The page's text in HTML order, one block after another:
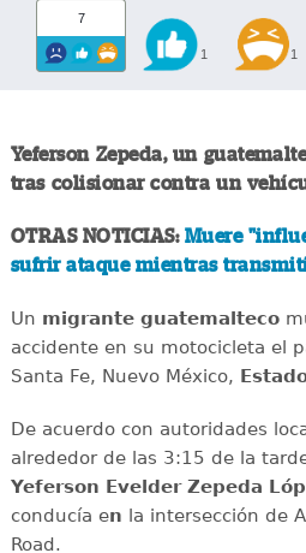
7
1 1
Yeferson Zepeda, un
tras colisionar contra un
OTRAS NOTICIAS: Muere
sufrir ataque mientras
Un migrante guatemalteco
accidente en su motocicleta el
Santa Fe, Nuevo México,
De acuerdo con autoridades
alrededor de las 3:15 de la
Yeferson Evelder Zepeda
conducía en la intersección de
Road.